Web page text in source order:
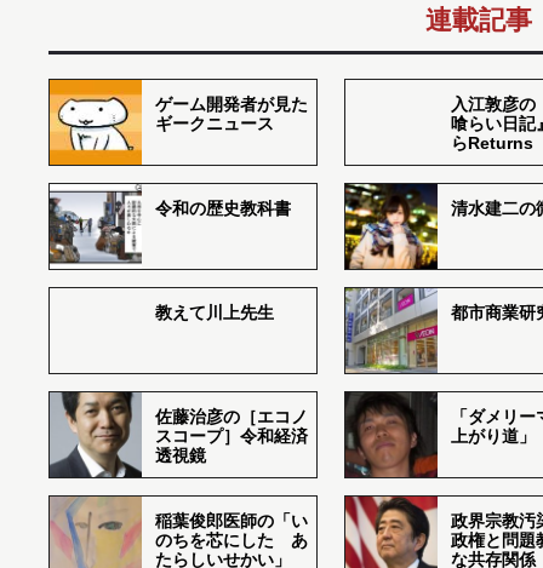
連載記事
ゲーム開発者が見た
ギークニュース
入江敦彦の
喰らい日記
らReturns
令和の歴史教科書 清水建二の
教えて川上先生 都市商業研
佐藤治彦の［エコノ
スコープ］令和経済
透視鏡
「ダメリ
上がり道」
稲葉俊郎医師の「い
のちを芯にした あ
たらしいせかい」
政界宗教汚
政権と問題
な共存関係